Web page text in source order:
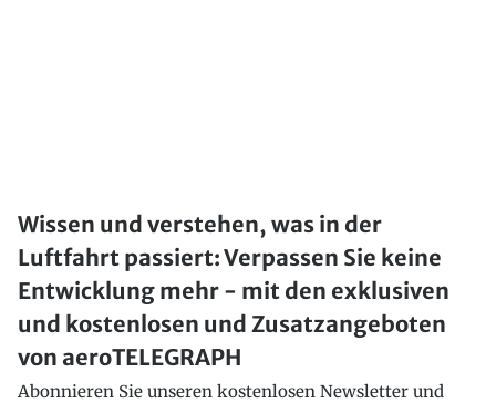
Wissen und verstehen, was in der
Luftfahrt passiert: Verpassen Sie keine
Entwicklung mehr - mit den exklusiven
und kostenlosen und Zusatzangeboten
von aeroTELEGRAPH
Abonnieren Sie unseren kostenlosen Newsletter und